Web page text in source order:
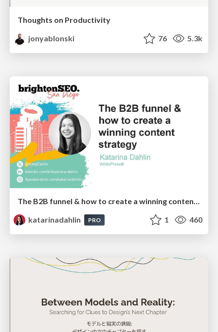
Thoughts on Productivity
jonyablonski
76 5.3k
katarinadahlin
PRO 1 460